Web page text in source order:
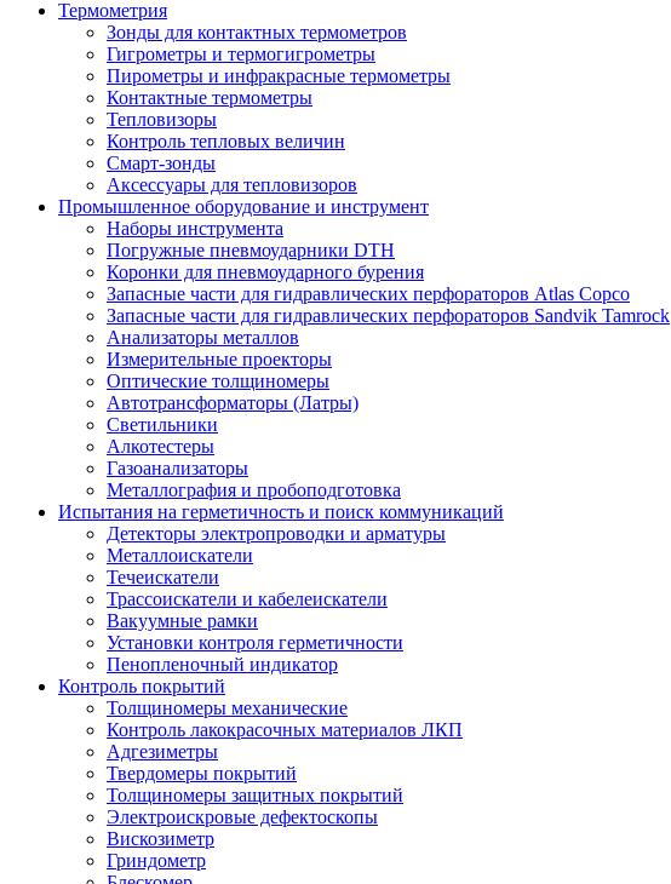
Термометрия
Зонды для контактных термометров
Гигрометры и термогигрометры
Пирометры и инфракрасные термометры
Контактные термометры
Тепловизоры
Контроль тепловых величин
Смарт-зонды
Аксессуары для тепловизоров
Промышленное оборудование и инструмент
Наборы инструмента
Погружные пневмоударники DTH
Коронки для пневмоударного бурения
Запасные части для гидравлических перфораторов Atlas Copco
Запасные части для гидравлических перфораторов Sandvik Tamrock
Анализаторы металлов
Измерительные проекторы
Оптические толщиномеры
Автотрансформаторы (Латры)
Светильники
Алкотестеры
Газоанализаторы
Металлография и пробоподготовка
Испытания на герметичность и поиск коммуникаций
Детекторы электропроводки и арматуры
Металлоискатели
Течеискатели
Трассоискатели и кабелеискатели
Вакуумные рамки
Установки контроля герметичности
Пенопленочный индикатор
Контроль покрытий
Толщиномеры механические
Контроль лакокрасочных материалов ЛКП
Адгезиметры
Твердомеры покрытий
Толщиномеры защитных покрытий
Электроискровые дефектоскопы
Вискозиметр
Гриндометр